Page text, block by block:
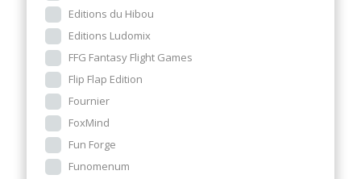
Editions du Hibou
Editions Ludomix
FFG Fantasy Flight Games
Flip Flap Edition
Fournier
FoxMind
Fun Forge
Funomenum